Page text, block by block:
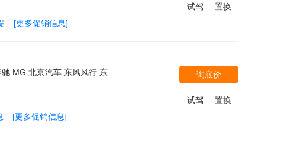
[更多促销信息]
试驾 置换
奥迪 华晨宝马 东风标致 标致(进口) 东南汽车 广汽丰田 长安福特 广汽本田 东风本田 Jeep 东风悦达起亚 奇瑞汽车 长城 雪佛兰 长安马自达 捷豹 北汽绅宝 东风风光 凯翼 北汽威旺 一汽海马 海马郑州 苏州金龙 潍柴汽车
[更多促销信息]
询底价
试驾 置换